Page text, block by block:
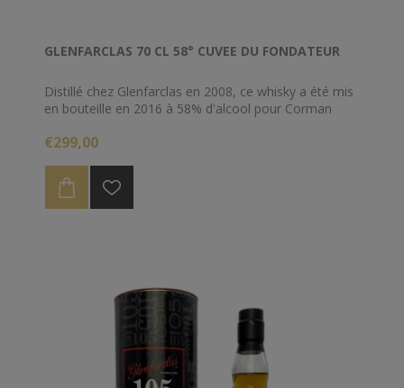
GLENFARCLAS 70 CL 58° CUVEE DU FONDATEUR
Distillé chez Glenfarclas en 2008, ce whisky a été mis
en bouteille en 2016 à 58% d'alcool pour Corman
€299,00